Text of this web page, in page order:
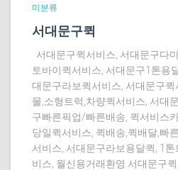
미분류
서대문구퀵
서대문구퀵서비스, 서대문구다
토바이퀵서비스, 서대문구1톤용
대문구라보퀵서비스, 서대문구
물,소형트럭,차량퀵서비스, 서대
구빠른픽업/빠른배송, 퀵서비스
당일퀵서비스, 퀵배송,퀵배달,빠
서비스, 서대문구라보용달퀵, 1
비스, 월신용거래환영 서대문구